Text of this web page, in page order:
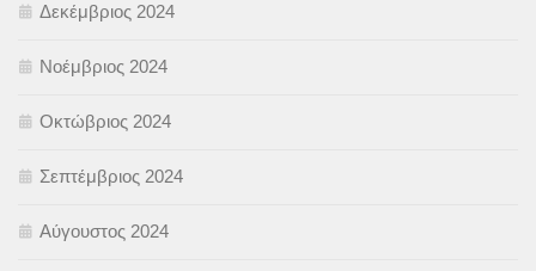
Δεκέμβριος 2024
Νοέμβριος 2024
Οκτώβριος 2024
Σεπτέμβριος 2024
Αύγουστος 2024